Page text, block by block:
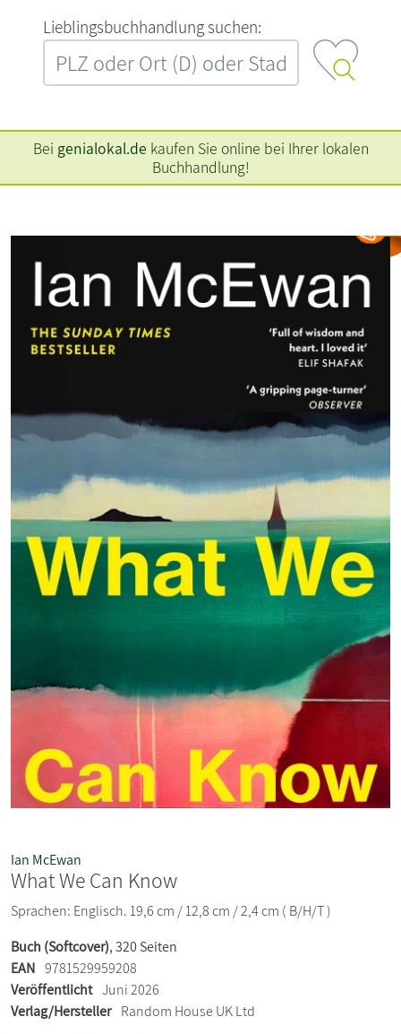
L‍i‍e‍b‍l‍i‍n‍g‍s‍b‍u‍c‍h‍h‍a‍n‍d‍l‍u‍n‍g‍ ‍s‍u‍c‍h‍e‍n‍:‍
Bei genialokal.de kaufen Sie online bei Ihrer lokalen
Buchhandlung!
Ian McEwan
What We Can Know
Sprachen: Englisch. 19,6 cm / 12,8 cm / 2,4 cm ( B/H/T )
Buch (Softcover), 320 Seiten
EAN 9781529959208
Veröffentlicht Juni 2026
Verlag/Hersteller Random House UK Ltd